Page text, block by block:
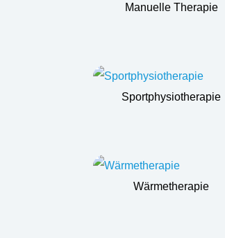
Manuelle Therapie
Sportphysiotherapie
Wärmetherapie